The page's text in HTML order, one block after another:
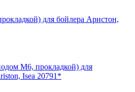
для бойлера Аристон,